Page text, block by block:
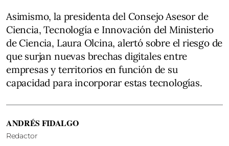
Asimismo, la presidenta del Consejo Asesor de
Ciencia, Tecnología e Innovación del Ministerio
de Ciencia, Laura Olcina, alertó sobre el riesgo de
que surjan nuevas brechas digitales entre
empresas y territorios en función de su
capacidad para incorporar estas tecnologías.
ANDRÉS FIDALGO
Redactor